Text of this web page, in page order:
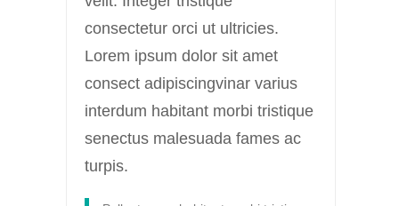
consectetur orci ut ultricies.
Lorem ipsum dolor sit amet
consect adipiscingvinar varius
interdum habitant morbi tristique
senectus malesuada fames ac
turpis.